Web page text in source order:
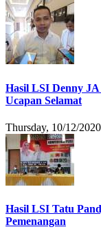
Hasil LSI Denny
Ucapan Selamat
Thursday, 10/12/2020
Hasil LSI Tatu
Pemenangan